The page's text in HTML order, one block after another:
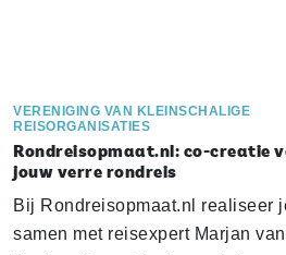
VERENIGING VAN KLEINSCHALIGE
REISORGANISATIES
Rondreisopmaat.nl: co-creatie
jouw verre rondreis
Bij Rondreisopmaat.nl realiseer
samen met reisexpert Marjan